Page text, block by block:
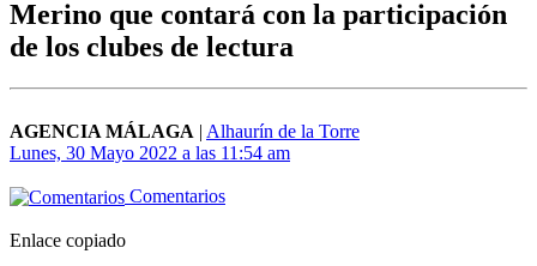
Merino que contará con la participación
de los clubes de lectura
AGENCIA MÁLAGA | Alhaurín de la Torre
Lunes, 30 Mayo 2022 a las 11:54 am
Comentarios
Enlace copiado